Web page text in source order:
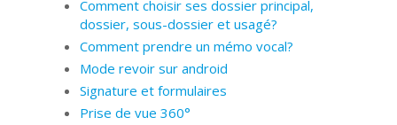
Comment choisir ses dossier principal,
dossier, sous-dossier et usagé?
Comment prendre un mémo vocal?
Mode revoir sur android
Signature et formulaires
Prise de vue 360°